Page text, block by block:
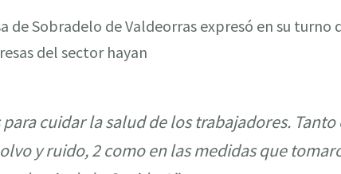
de Sobradelo de Valdeorras expresó en su
del sector hayan
cuidar la salud de los trabajadores.
y ruido, 2 como en las medidas que